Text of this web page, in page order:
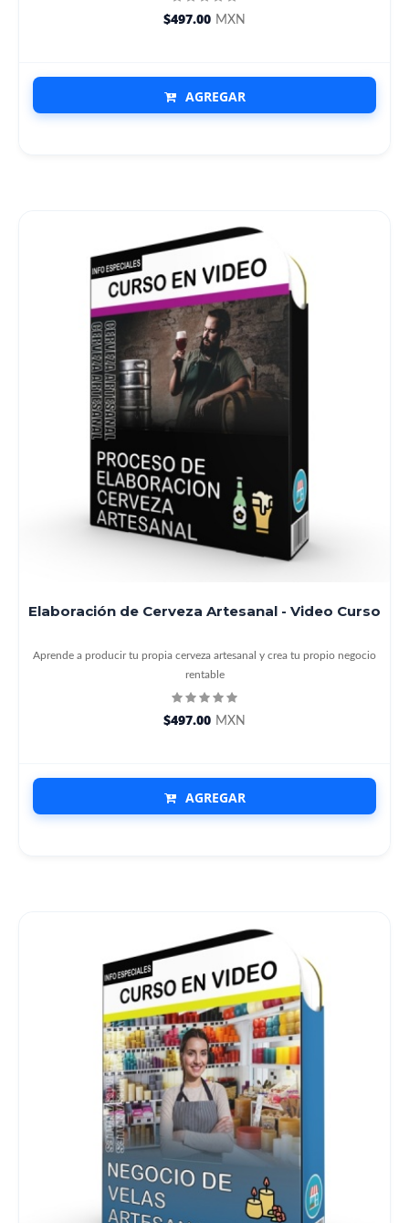
$497.00 MXN
AGREGAR
Elaboración de Cerveza Artesanal - Video Curso
Aprende a producir tu propia cerveza artesanal y crea tu propio negocio
rentable
$497.00 MXN
AGREGAR